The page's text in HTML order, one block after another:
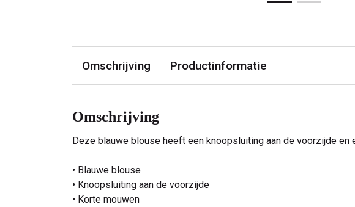
Omschrijving Productinformatie
Omschrijving
Deze blauwe blouse heeft een knoopsluiting aan de voorzijde
• Blauwe blouse
• Knoopsluiting aan de voorzijde
• Korte mouwen